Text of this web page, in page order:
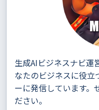
生成AIビジネスナビ運
なたのビジネスに役立
ーに発信しています。
ださい。